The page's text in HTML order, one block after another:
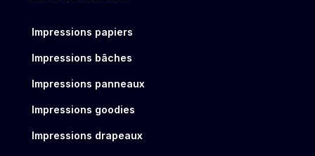
Impressions papiers
Impressions bâches
Impressions panneaux
Impressions goodies
Impressions drapeaux